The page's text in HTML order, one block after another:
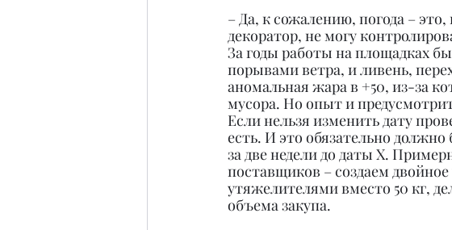
– Да, к сожалению, погода –
декоратор, не могу
За годы работы на площадках
порывами ветра, и ливень,
аномальная жара в +50, из-за
мусора. Но опыт и
Если нельзя изменить дату
есть. И это обязательно
за две недели до даты Х.
поставщиков – создаем
утяжелителями вместо 50 кг,
объема закупа.